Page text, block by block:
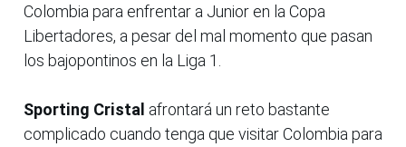
Colombia para enfrentar a Junior en la Copa
Libertadores, a pesar del mal momento que pasan
los bajopontinos en la Liga 1.
Sporting Cristal afrontará un reto bastante
complicado cuando tenga que visitar Colombia para